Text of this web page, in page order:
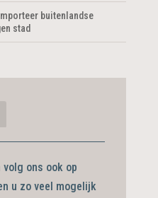
buitenlandse
stad
ons ook op
u zo veel mogelijk